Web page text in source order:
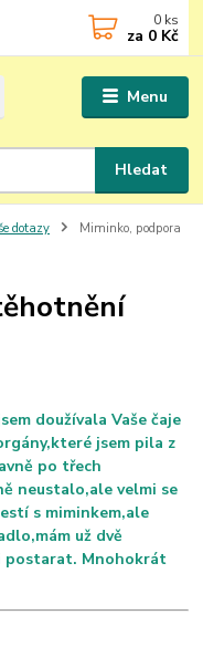
Menu
Hledat
0 ks
za 0 Kč
dotazy
Miminko, podpora
doužívala Vaše čaje
jsem pila z
po třech
neustalo,ale velmi se
s miminkem,ale
už dvě
postarat. Mnohokrát